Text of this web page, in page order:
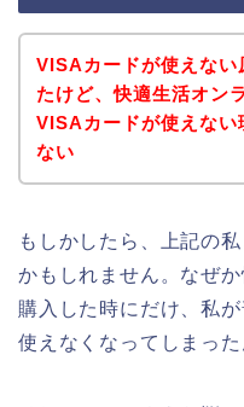
VISAカードが使えない
たけど、快適生活オン
VISAカードが使えない
ない
もしかしたら、上記の
かもしれません。なぜ
購入した時にだけ、私
使えなくなってしまった